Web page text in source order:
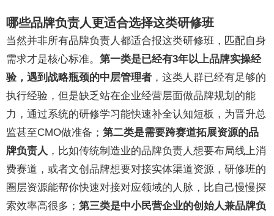
哪些品牌负责人更适合选择这类研修班
当然并非所有品牌负责人都适合报这类研修班，匹配自身
需求才是核心标准。第一类是已经有3年以上品牌实操经
验，遇到战略瓶颈的中层管理者 ，这类人群已经有足够的
执行经验，但是缺乏站在企业经营层面做品牌规划的能
力，通过系统的研修学习能快速补全认知短板，为晋升总
监甚至CMO做准备；第二类是需要跨赛道拓展资源的品
牌负责人 ，比如传统制造业的品牌负责人想要布局线上消
费赛道，或者文创品牌想要对接实体渠道资源，研修班的
圈层资源能帮你快速对接对应领域的人脉，比自己慢慢探
索效率高很多；第三类是中小民营企业的创始人兼品牌负